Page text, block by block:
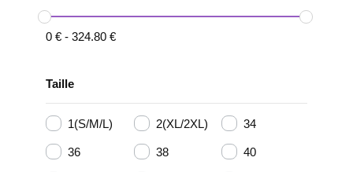
0 € - 324.80 €
Taille
1(S/M/L) 2(XL/2XL) 34
36 38 40